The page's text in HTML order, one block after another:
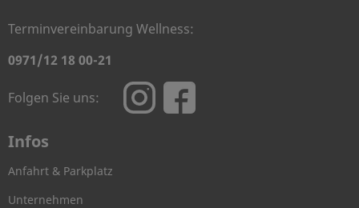
Terminvereinbarung Wellness:
0971/12 18 00-21
Folgen Sie uns:
Infos
Anfahrt & Parkplatz
Unternehmen